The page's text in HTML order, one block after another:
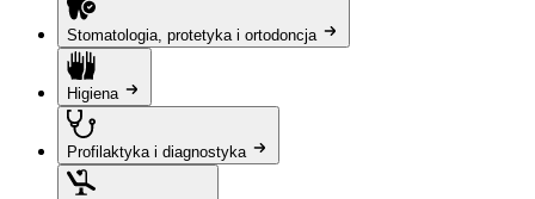
Stomatologia, protetyka i ortodoncja
Higiena
Profilaktyka i diagnostyka